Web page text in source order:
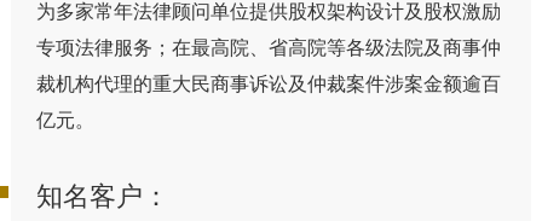
为多家常年法律顾问单位提供股权架构设计及股权激励
专项法律服务；在最高院、省高院等各级法院及商事仲
裁机构代理的重大民商事诉讼及仲裁案件涉案金额逾百
亿元。
知名客户：